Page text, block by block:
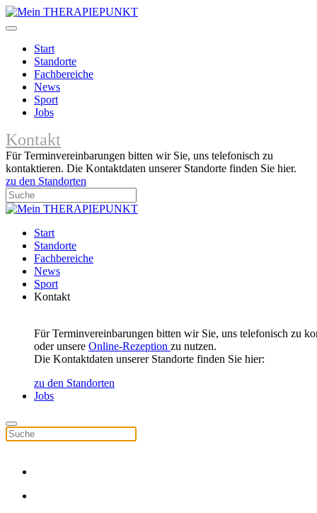
Start
Standorte
Fachbereiche
News
Sport
Jobs
Kontakt
Für Terminvereinbarungen bitten wir Sie, uns telefonisch zu
kontaktieren. Die Kontaktdaten unserer Standorte finden Sie hier.
zu den Standorten
Start
Standorte
Fachbereiche
News
Sport
Kontakt
Für Terminvereinbarungen bitten wir Sie, uns telefonisch zu
oder unsere Online-Rezeption zu nutzen.
Die Kontaktdaten unserer Standorte finden Sie hier:
zu den Standorten
Jobs